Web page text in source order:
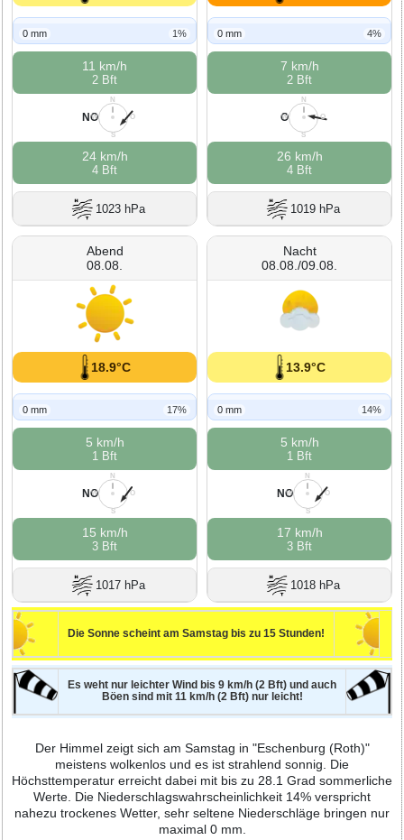
0 mm 1%
11 km/h
2 Bft
N
O
S
W
NO
24 km/h
4 Bft
1023 hPa
0 mm 4%
7 km/h
2 Bft
N
O
S
W
O
26 km/h
4 Bft
1019 hPa
Abend
08.08.
18.9°C
0 mm 17%
5 km/h
1 Bft
N
O
S
W
NO
15 km/h
3 Bft
1017 hPa
Nacht
08.08./09.08.
13.9°C
0 mm 14%
5 km/h
1 Bft
N
O
S
W
NO
17 km/h
3 Bft
1018 hPa
Die Sonne scheint am Samstag bis zu 15 Stunden!
Es weht nur leichter Wind bis 9 km/h (2 Bft) und auch
Böen sind mit 11 km/h (2 Bft) nur leicht!
Der Himmel zeigt sich am Samstag in "Eschenburg (Roth)"
meistens wolkenlos und es ist strahlend sonnig. Die
Höchsttemperatur erreicht dabei mit bis zu 28.1 Grad sommerliche
Werte. Die Niederschlagswahrscheinlichkeit 14% verspricht
nahezu trockenes Wetter, sehr seltene Niederschläge bringen nur
maximal 0 mm.